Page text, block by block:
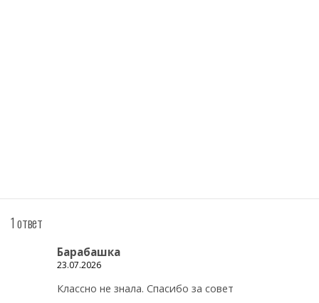
1 ответ
Барабашка
23.07.2026
Классно не знала. Спасибо за совет